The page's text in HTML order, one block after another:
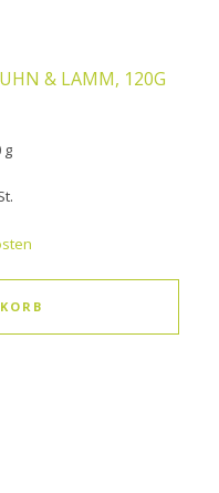
& LAMM, 120G
g